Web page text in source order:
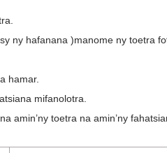
ny hafanana )manome ny toetra
hamar.
mifanolotra.
amin’ny toetra na amin’ny